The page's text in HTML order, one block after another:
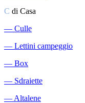
C di Casa
― Culle
― Lettini campeggio
― Box
― Sdraiette
― Altalene